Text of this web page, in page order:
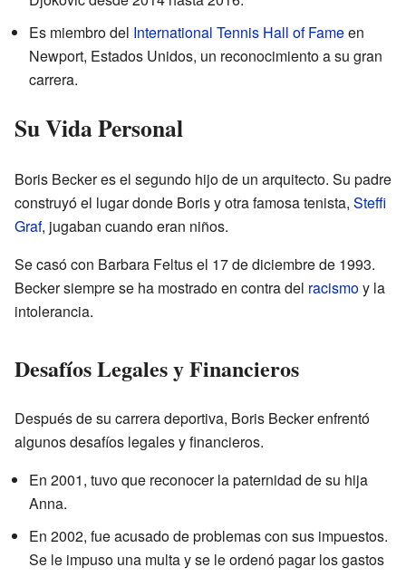
Es miembro del International Tennis Hall of Fameen
Newport, Estados Unidos, un reconocimiento a su gran
carrera.
Su Vida Personal
Boris Becker es el segundo hijo de un arquitecto. Su padre
construyó el lugar donde Boris y otra famosa tenista, Steffi
Graf, jugaban cuando eran niños.
Se casó con Barbara Feltus el 17 de diciembre de 1993.
Becker siempre se ha mostrado en contra del racismoy la
intolerancia.
Desafíos Legales y Financieros
Después de su carrera deportiva, Boris Becker enfrentó
algunos desafíos legales y financieros.
En 2001, tuvo que reconocer la paternidad de su hija
Anna.
En 2002, fue acusado de problemas con sus impuestos.
Se le impuso una multa y se le ordenó pagar los gastos